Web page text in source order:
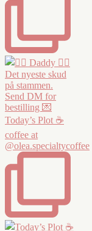
Today’s Plot ☕️
coffee at
@olea.specialtycoffee